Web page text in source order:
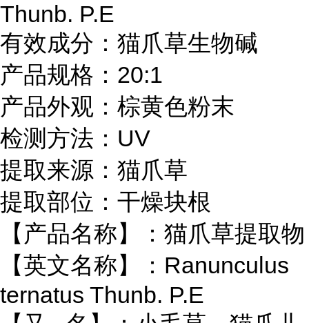
Thunb. P.E
有效成分：猫爪草生物碱
产品规格：20:1
产品外观：棕黄色粉末
检测方法：UV
提取来源：猫爪草
提取部位：干燥块根
【产品名称】：猫爪草提取物
【英文名称】：Ranunculus
ternatus Thunb. P.E